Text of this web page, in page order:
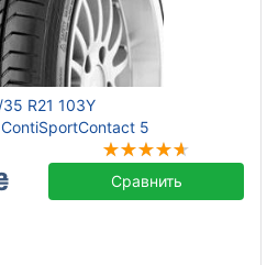
R21 103Y
5
Сравнить